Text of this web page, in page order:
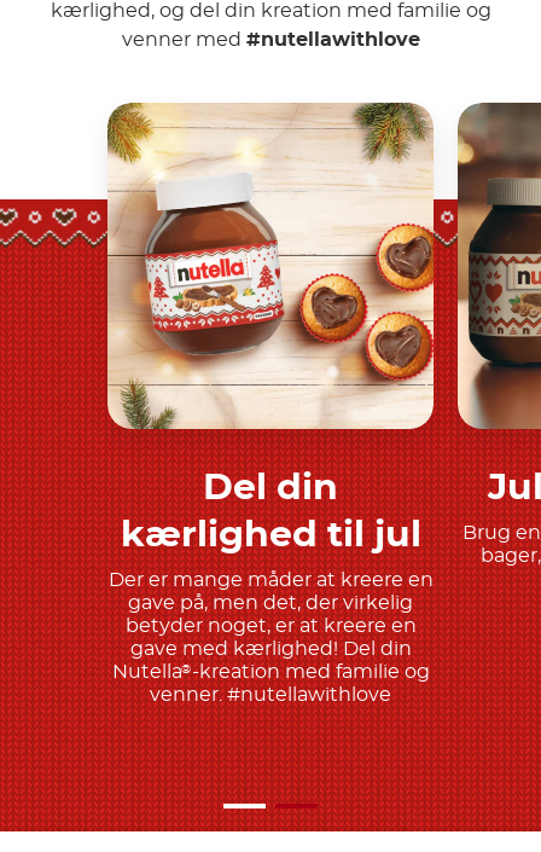
kærlighed, og del din kreation med familie og
venner med #nutellawithlove
Find ud af mere
Del din
kærlighed til jul
Der er mange måder at kreere en
gave på, men det, der virkelig
betyder noget, er at kreere en
gave med kærlighed! Del din
Nutella® -kreation med familie og
venner. #nutellawithlove
Brug